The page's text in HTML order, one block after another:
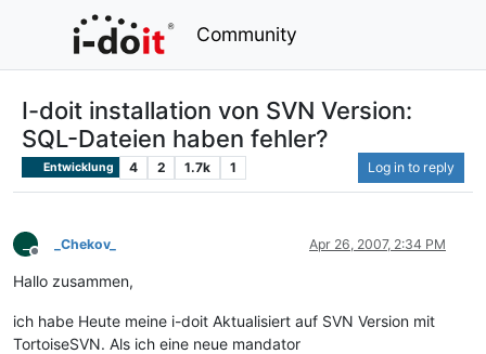
Community
I-doit installation von SVN Version:
SQL-Dateien haben fehler?
Entwicklung 4 2 1.7k 1 Log in to reply
Offline
_Chekov_ Apr 26, 2007, 2:34 PM
Hallo zusammen,
ich habe Heute meine i-doit Aktualisiert auf SVN Version mit
TortoiseSVN. Als ich eine neue mandator